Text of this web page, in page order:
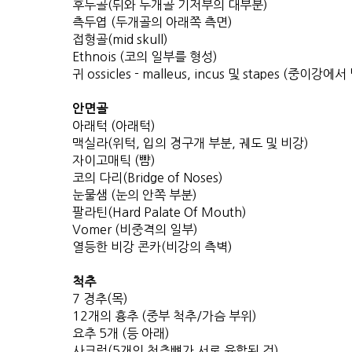
후두골(뒤와 두개골 기저부의 대부분)
측두엽 (두개골의 아래쪽 측면)
접형골(mid skull)
Ethnois (코의 일부를 형성)
귀 ossicles - malleus, incus 및 stapes (중이강에서
안면골
아래턱 (아래턱)
맥실라(위턱, 입의 경구개 부분, 궤도 및 비강)
자이고매틱 (뺨)
코의 다리(Bridge of Noses)
눈물샘 (눈의 안쪽 부분)
팔라틴(Hard Palate Of Mouth)
Vomer (비중격의 일부)
열등한 비강 콘카(비강의 측벽)
척추
7 경추(목)
12개의 흉추 (중부 척추/가슴 부위)
요추 5개 (등 아래)